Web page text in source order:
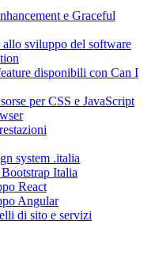
e Graceful
sviluppo del software
disponibili con Can I
per CSS e JavaScript
system .italia
Italia
React
Angular
di sito e servizi